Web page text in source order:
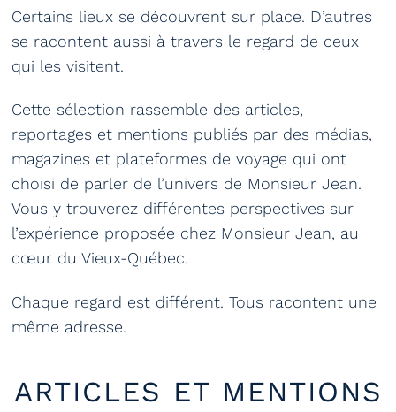
Certains lieux se découvrent sur place. D’autres
se racontent aussi à travers le regard de ceux
qui les visitent.
Cette sélection rassemble des articles,
reportages et mentions publiés par des médias,
magazines et plateformes de voyage qui ont
choisi de parler de l’univers de Monsieur Jean.
Vous y trouverez différentes perspectives sur
l’expérience proposée chez Monsieur Jean, au
cœur du Vieux-Québec.
Chaque regard est différent. Tous racontent une
même adresse.
ARTICLES ET MENTIONS